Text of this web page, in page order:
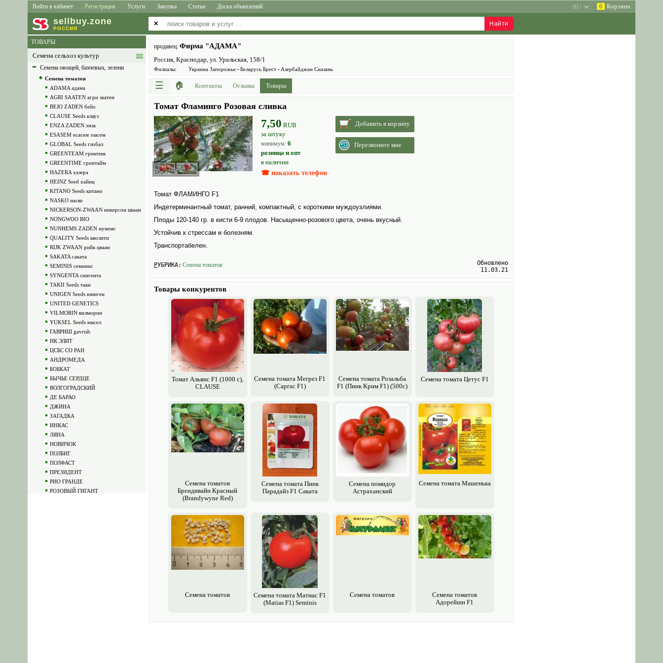
Войти в кабинет Регистрация Услуги Закупка Статьи Доска объявлений 0 Корзина
sell buy.zone
РОССИЯ
✕
ТОВАРЫ
Семена сельхоз культур
Семена овощей, бахчевых, зелени
Семена томатов
ADAMA адама
AGRI SAATEN агри заатен
BEJO ZADEN бейо
CLAUSE Seeds клауз
ENZA ZADEN энза
ESASEM есасем эзасем
GLOBAL Seeds глобал
GREENTEAM гринтим
GREENTIME гринтайм
HAZERA хазера
HEINZ Seed хайнц
KITANO Seeds китано
NASKO наско
NICKERSON-ZWAAN никерсон цваан
NONGWOO BIO
NUNHEMS ZADEN нунемс
QUALITY Seeds кволити
RIJK ZWAAN рийк цваан
SAKATA саката
SEMINIS семинис
SYNGENTA сингента
TAKII Seeds таки
UNIGEN Seeds юниген
UNITED GENETICS
VILMORIN вилморин
YUKSEL Seeds юксел
ГАВРИШ gavrish
НК ЭЛИТ
ЦСБС СО РАН
АНДРОМЕДА
БОБКАТ
БЫЧЬЕ СЕРДЦЕ
ВОЛГОГРАДСКИЙ
ДЕ БАРАО
ДЖИНА
ЗАГАДКА
ИНКАС
ЛЯНА
НОВИЧОК
ПОЛБИГ
ПОЛФАСТ
ПРЕЗИДЕНТ
РИО ГРАНДЕ
РОЗОВЫЙ ГИГАНТ
продавец: Фирма "АДАМА"
Россия, Краснодар, ул. Уральская, 158/1
Филиалы: Украина Запорожье • Беларусь Брест • Азербайджан Сиазань
☰ 🏠 Контакты Отзывы Товары
Томат Фламинго Розовая сливка
7,50 RUB
за штуку
минимум: 6
розница и опт
в наличии
☎ показать телефон
Добавить в корзину
Перезвоните мне
Томат ФЛАМИНГО F1
Индетерминантный томат, ранний, компактный, с короткими муждоузлиями.
Плоды 120-140 гр. в кисти 6-9 плодов. Насыщенно-розового цвета, очень вкусный.
Устойчив к стрессам и болезням.
Транспортабелен.
РУБРИКА: Семена томатов
Обновлено
11.03.21
Товары конкурентов
Томат Альянс F1 (1000 с),
CLAUSE
Семена томата Мегрез F1
(Саргас F1)
Семена томата Розальба
F1 (Пинк Крим F1) (500с)
Семена томата Цетус F1
Семена томатов
Брендивайн Красный
(Brandywyne Red)
Семена томата Пинк
Парадайз F1 Саката
Семена помидор
Астраханский
Семена томата Машенька
Семена томатов
Семена томата Матиас F1
(Matias F1) Seminis
Семена томатов
Семена томатов
Адорейшн F1